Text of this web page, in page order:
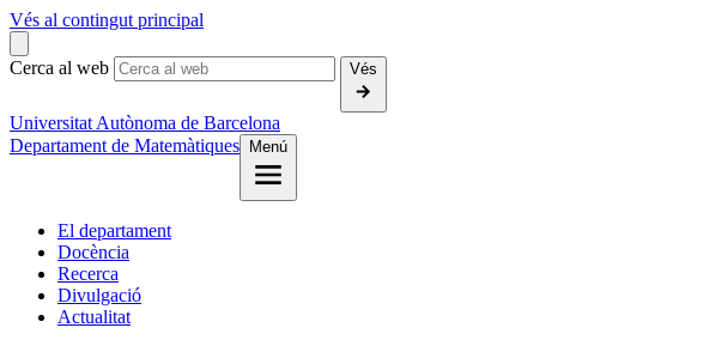
Vés al contingut principal
Cerca al web Vés
Universitat Autònoma de Barcelona
Departament de Matemàtiques
Menú
El departament
Docència
Recerca
Divulgació
Actualitat